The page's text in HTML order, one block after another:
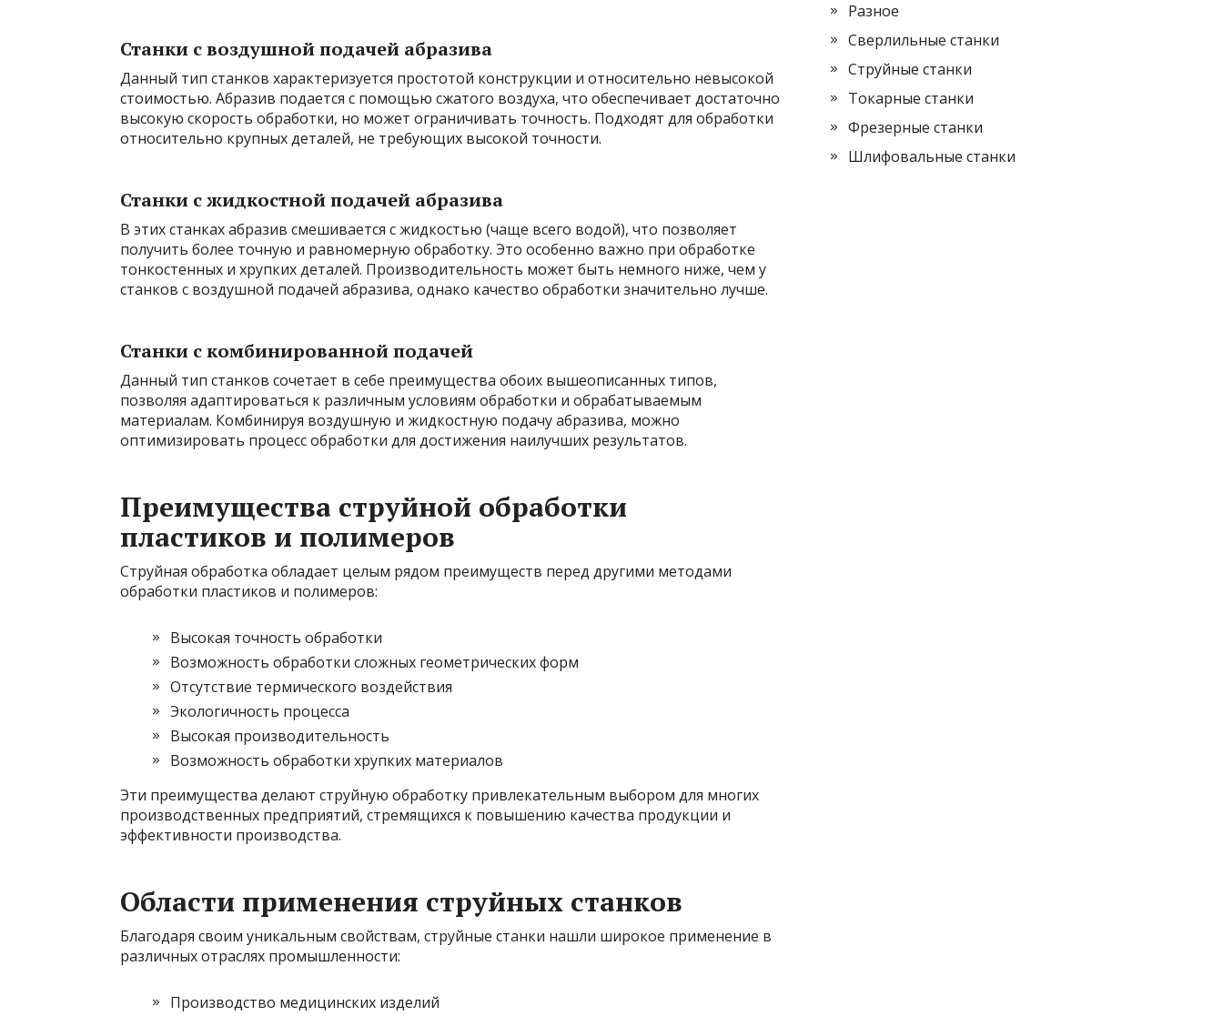
Станки с воздушной подачей абразива
Данный тип станков характеризуется простотой конструкции и относительно невысокой
стоимостью. Абразив подается с помощью сжатого воздуха, что обеспечивает достаточно
высокую скорость обработки, но может ограничивать точность. Подходят для обработки
относительно крупных деталей, не требующих высокой точности.
Станки с жидкостной подачей абразива
В этих станках абразив смешивается с жидкостью (чаще всего водой), что позволяет
получить более точную и равномерную обработку. Это особенно важно при обработке
тонкостенных и хрупких деталей. Производительность может быть немного ниже, чем у
станков с воздушной подачей абразива, однако качество обработки значительно лучше.
Станки с комбинированной подачей
Данный тип станков сочетает в себе преимущества обоих вышеописанных типов,
позволяя адаптироваться к различным условиям обработки и обрабатываемым
материалам. Комбинируя воздушную и жидкостную подачу абразива, можно
оптимизировать процесс обработки для достижения наилучших результатов.
Преимущества струйной обработки
пластиков и полимеров
Струйная обработка обладает целым рядом преимуществ перед другими методами
обработки пластиков и полимеров:
Высокая точность обработки
Возможность обработки сложных геометрических форм
Отсутствие термического воздействия
Экологичность процесса
Высокая производительность
Возможность обработки хрупких материалов
Эти преимущества делают струйную обработку привлекательным выбором для многих
производственных предприятий, стремящихся к повышению качества продукции и
эффективности производства.
Области применения струйных станков
Благодаря своим уникальным свойствам, струйные станки нашли широкое применение в
различных отраслях промышленности:
Производство медицинских изделий
Разное
Сверлильные станки
Струйные станки
Токарные станки
Фрезерные станки
Шлифовальные станки